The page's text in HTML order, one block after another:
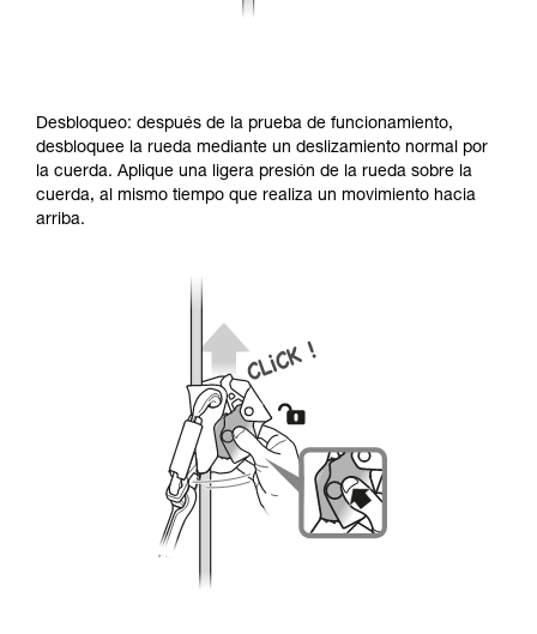
Desbloqueo: después de la prueba de funcionamiento,
desbloquee la rueda mediante un deslizamiento normal por
la cuerda. Aplique una ligera presión de la rueda sobre la
cuerda, al mismo tiempo que realiza un movimiento hacia
arriba.